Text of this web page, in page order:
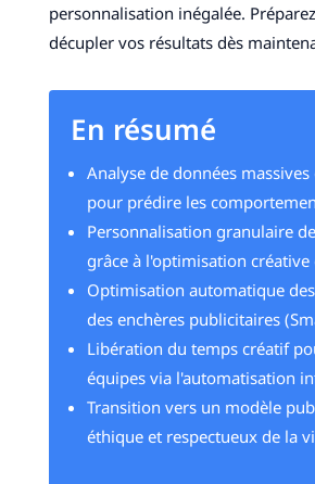
personnalisation inégalée.
décupler vos résultats dès
En résumé
Analyse de données
pour prédire les
Personnalisation granulaire
grâce à l'optimisation
Optimisation automatique
des enchères publicitaires
Libération du temps créatif
équipes via l'automatisation
Transition vers un modèle
éthique et respectueux de la